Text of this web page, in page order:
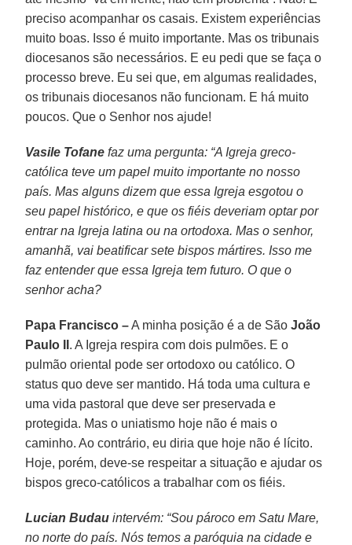
preciso acompanhar os casais. Existem experiências
muito boas. Isso é muito importante. Mas os tribunais
diocesanos são necessários. E eu pedi que se faça o
processo breve. Eu sei que, em algumas realidades,
os tribunais diocesanos não funcionam. E há muito
poucos. Que o Senhor nos ajude!
Vasile Tofane faz uma pergunta: “A Igreja greco-
católica teve um papel muito importante no nosso
país. Mas alguns dizem que essa Igreja esgotou o
seu papel histórico, e que os fiéis deveriam optar por
entrar na Igreja latina ou na ortodoxa. Mas o senhor,
amanhã, vai beatificar sete bispos mártires. Isso me
faz entender que essa Igreja tem futuro. O que o
senhor acha?
Papa Francisco –A minha posição é a de São João
Paulo II . A Igreja respira com dois pulmões. E o
pulmão oriental pode ser ortodoxo ou católico. O
status quo deve ser mantido. Há toda uma cultura e
uma vida pastoral que deve ser preservada e
protegida. Mas o uniatismo hoje não é mais o
caminho. Ao contrário, eu diria que hoje não é lícito.
Hoje, porém, deve-se respeitar a situação e ajudar os
bispos greco-católicos a trabalhar com os fiéis.
Lucian Budau intervém: “Sou pároco em Satu Mare,
no norte do país. Nós temos a paróquia na cidade e